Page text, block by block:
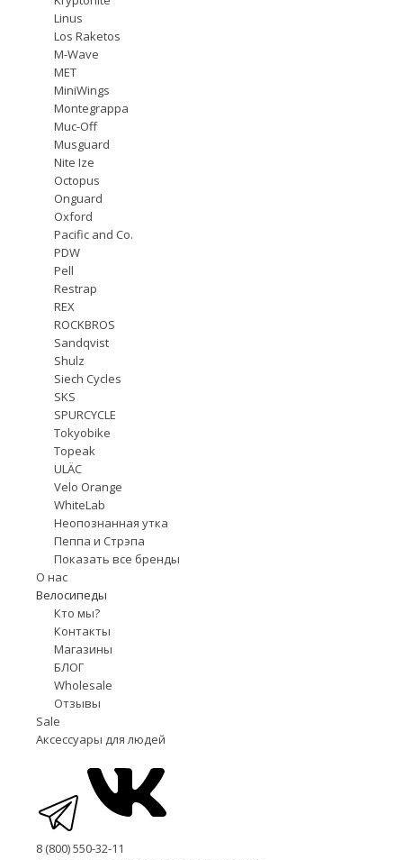
Linus
Los Raketos
M-Wave
MET
MiniWings
Montegrappa
Muc-Off
Musguard
Nite Ize
Octopus
Onguard
Oxford
Pacific and Co.
PDW
Pell
Restrap
REX
ROCKBROS
Sandqvist
Shulz
Siech Cycles
SKS
SPURCYCLE
Tokyobike
Topeak
ULÄC
Velo Orange
WhiteLab
Неопознанная утка
Пеппа и Стрэпа
Показать все бренды
О нас
Велосипеды
Кто мы?
Контакты
Магазины
БЛОГ
Wholesale
Отзывы
Sale
Аксессуары для людей
8 (800) 550-32-11